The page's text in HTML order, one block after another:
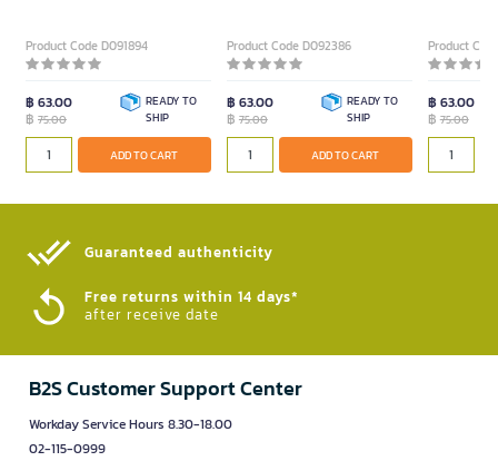
Product Code D091894
฿ 63.00
฿ 75.00
READY TO
SHIP
ADD TO CART
Product Code D092386
฿ 63.00
฿ 75.00
READY TO
SHIP
ADD TO CART
Product
฿ 63.00
฿75.00
Guaranteed authenticity​
Free returns within 14 days*
after receive date
B2S Customer Support Center
Workday Service Hours 8.30-18.00
02-115-0999